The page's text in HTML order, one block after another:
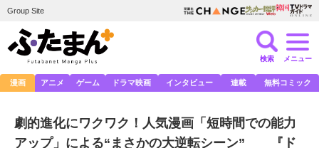
Group Site
検索 メニュー
漫画 アニメ ゲーム ドラマ映画 インタビュー 連載 無料コミック
劇的進化にワクワク！人気漫画「短時間での能力
アップ」による“まさかの大逆転シーン” 『ド